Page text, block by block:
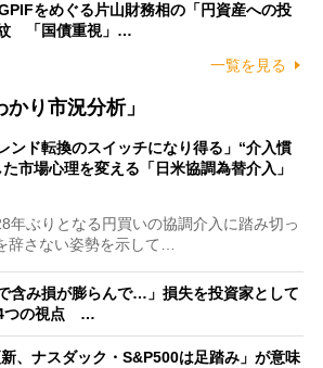
をめぐる片山財務相の「円資産への投
「国債重視」…
一覧を見る
り市況分析」
レンド転換のスイッチになり得る」“介入慣
市場心理を変える「日米協調為替介入」
ぶりとなる円買いの協調介入に踏み切っ
辞さない姿勢を示して…
含み損が膨らんで…」損失を投資家として
4つの視点 …
新、ナスダック・S&P500は足踏み」が意味